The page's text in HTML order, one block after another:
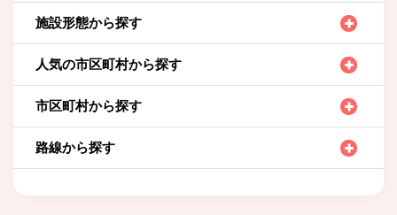
施設形態から探す
人気の市区町村から探す
市区町村から探す
路線から探す